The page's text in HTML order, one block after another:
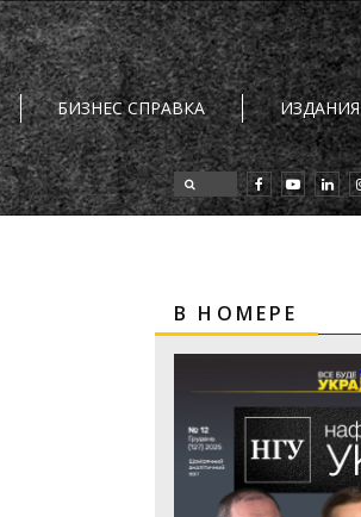
БИЗНЕС СПРАВКА ИЗДАНИЯ
В НОМЕРЕ